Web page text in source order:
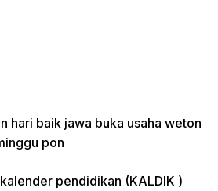
hari baik jawa buka usaha weton
pon
pendidikan (KALDIK )